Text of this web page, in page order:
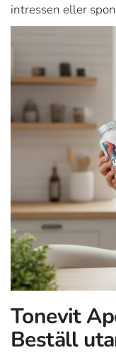
intressen eller
Tonevit
Beställ